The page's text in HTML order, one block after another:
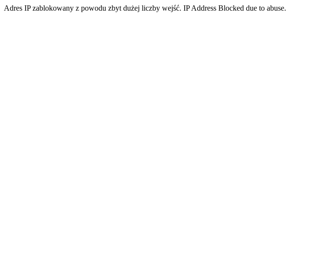
Adres IP zablokowany z powodu zbyt dużej liczby wejść. IP Address Blocked due to abuse.